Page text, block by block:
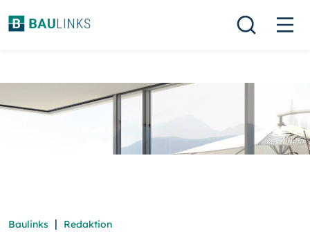
Baulinks | Redaktion